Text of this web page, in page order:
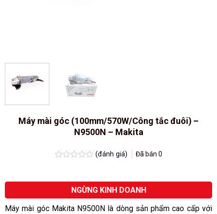
Máy mài góc (100mm/570W/Công tắc đuôi) –
N9500N – Makita
hạng
5
sao
(đánh giá) Đã bán0
NGỪNG KINH DOANH
Máy mài góc Makita N9500N là dòng sản phẩm cao cấp với